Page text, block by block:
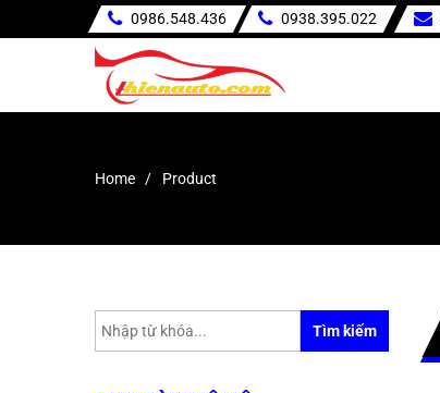
0986.548.436 0938.395.022
Home Product
Tìm kiếm